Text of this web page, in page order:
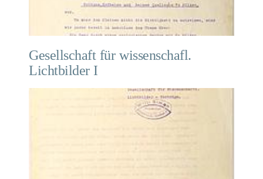
Gesellschaft für wissenschafl.
Lichtbilder I